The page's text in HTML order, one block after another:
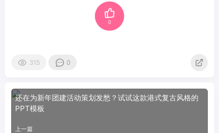
0
315 0
还在为新年团建活动策划发愁？试试这款港式复古风格的
PPT模板
上一篇